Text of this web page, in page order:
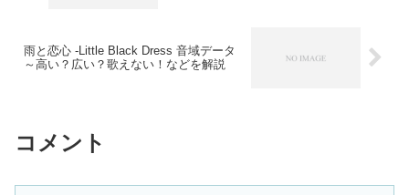
雨と恋心 -Little Black Dress 音域データ
～高い？広い？歌えない！などを解説
コメント